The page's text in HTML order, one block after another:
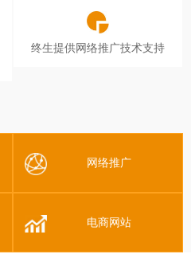
终生提供网络推广技术支持
网络推广
电商网站